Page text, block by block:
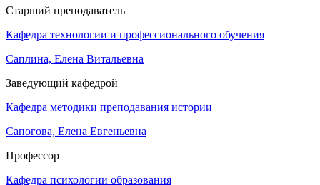
Старший преподаватель
Кафедра технологии и профессионального обучения
Саплина, Елена Витальевна
Заведующий кафедрой
Кафедра методики преподавания истории
Сапогова, Елена Евгеньевна
Профессор
Кафедра психологии образования